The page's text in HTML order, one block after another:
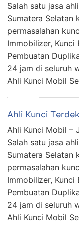
Salah satu jasa
Sumatera Selatan
permasalahan
Immobilizer, Kunci
Pembuatan
24 jam di seluruh
Ahli Kunci Mobil
Ahli Kunci
Ahli Kunci Mobil –
Salah satu jasa
Sumatera Selatan
permasalahan
Immobilizer, Kunci
Pembuatan
24 jam di seluruh
Ahli Kunci Mobil